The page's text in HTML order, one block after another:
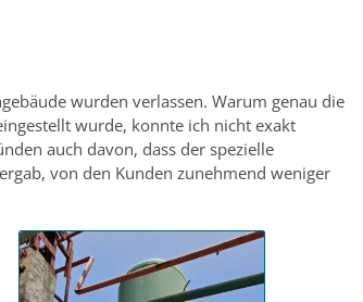
wurden verlassen. Warum genau die
wurde, konnte ich nicht exakt
auch davon, dass der spezielle
von den Kunden zunehmend weniger